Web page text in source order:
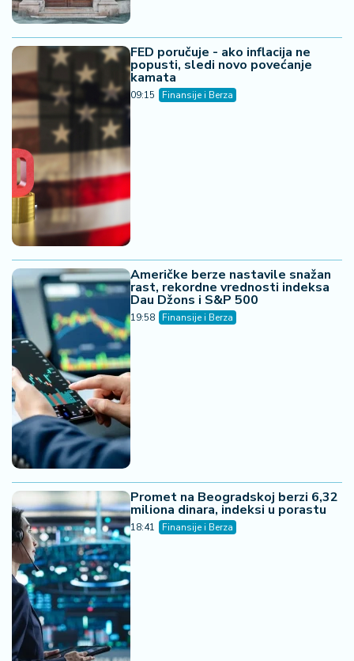
FED poručuje - ako inflacija ne
popusti, sledi novo povećanje
kamata
09:15 Finansije i Berza
Američke berze nastavile snažan
rast, rekordne vrednosti indeksa
Dau Džons i S&P 500
19:58 Finansije i Berza
Promet na Beogradskoj berzi 6,32
miliona dinara, indeksi u porastu
18:41 Finansije i Berza